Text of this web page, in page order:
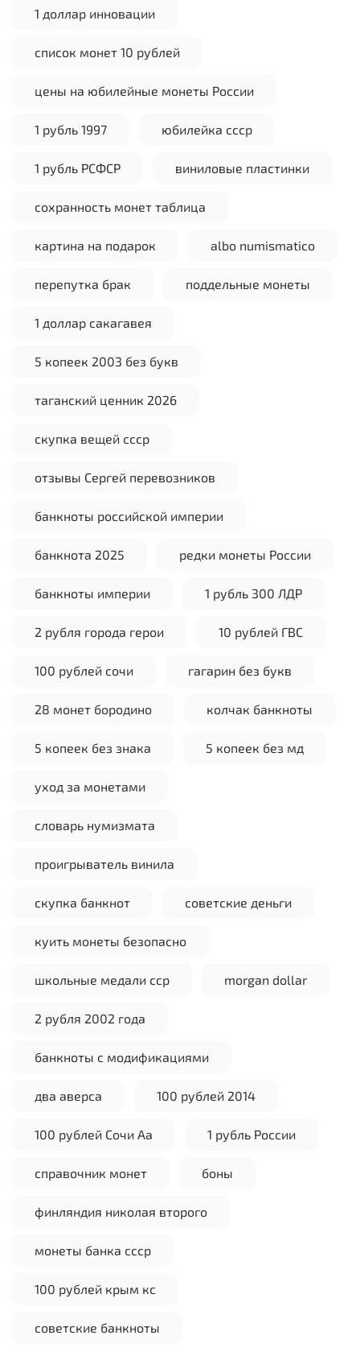
1 доллар инновации
список монет 10 рублей
цены на юбилейные монеты России
1 рубль 1997 юбилейка ссср
1 рубль РСФСР виниловые пластинки
сохранность монет таблица
картина на подарок albo numismatico
перепутка брак поддельные монеты
1 доллар сакагавея
5 копеек 2003 без букв
таганский ценник 2026
скупка вещей ссср
отзывы Сергей перевозников
банкноты российской империи
банкнота 2025 редки монеты России
банкноты империи 1 рубль 300 ЛДР
2 рубля города герои 10 рублей ГВС
100 рублей сочи гагарин без букв
28 монет бородино колчак банкноты
5 копеек без знака 5 копеек без мд
уход за монетами
словарь нумизмата
проигрыватель винила
скупка банкнот советские деньги
куить монеты безопасно
школьные медали сср morgan dollar
2 рубля 2002 года
банкноты с модификациями
два аверса 100 рублей 2014
100 рублей Сочи Аа 1 рубль России
справочник монет боны
финляндия николая второго
монеты банка ссср
100 рублей крым кс
советские банкноты